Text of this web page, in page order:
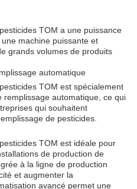
TOM a une puissance
machine puissante et
grands volumes de produits
automatique
TOM est spécialement
automatique, ce qui
qui souhaitent
de pesticides.
TOM est idéale pour
de production de
à la ligne de production
et augmenter la
avancé permet une